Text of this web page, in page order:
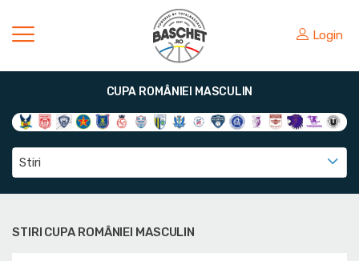
Login
CUPA ROMÂNIEI MASCULIN
Stiri
STIRI CUPA ROMÂNIEI MASCULIN